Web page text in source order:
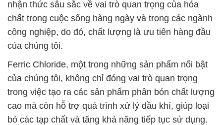
nhận thức sâu sắc về vai trò quan trọng của hóa
chất trong cuộc sống hàng ngày và trong các ngành
công nghiệp, do đó, chất lượng là ưu tiên hàng đầu
của chúng tôi.
Ferric Chloride, một trong những sản phẩm nổi bật
của chúng tôi, không chỉ đóng vai trò quan trọng
trong việc tạo ra các sản phẩm phân bón chất lượng
cao mà còn hỗ trợ quá trình xử lý dầu khí, giúp loại
bỏ các tạp chất và tăng khả năng tiếp tục sử dụng.